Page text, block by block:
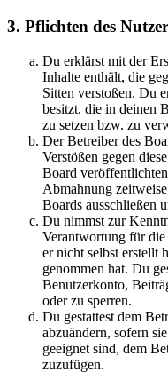
3. Pflichten des
Du erklärst mit der
Inhalte enthält, die
Sitten verstoßen. Du
besitzt, die in deinen
zu setzen bzw. zu
Der Betreiber des
Verstößen gegen
Board
Abmahnung
Boards ausschließen
Du nimmst zur
Verantwortung für
er nicht selbst erstellt
genommen hat. Du
Benutzerkonto,
oder zu sperren.
Du gestattest dem
abzuändern, sofern
geeignet sind, dem
zuzufügen.